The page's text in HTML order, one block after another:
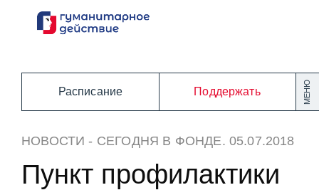
Перейти
МЕНЮ
Расписание Поддержать
НОВОСТИ - СЕГОДНЯ В ФОНДЕ. 05.07.2018
Пункт профилактики